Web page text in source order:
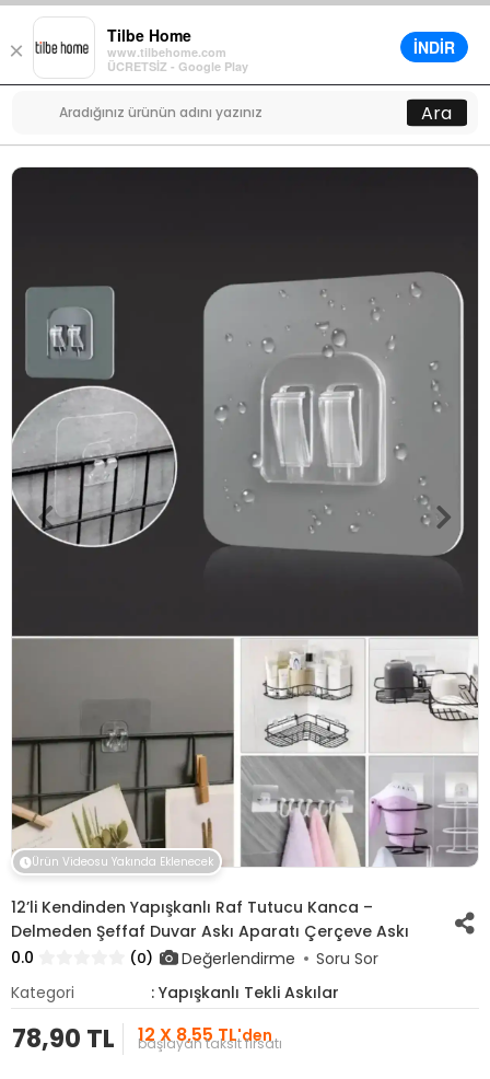
×
Tilbe Home
www.tilbehome.com
ÜCRETSİZ - Google Play
İNDİR
Menü
0
Ara
Ürün Videosu Yakında Eklenecek
12’li Kendinden Yapışkanlı Raf Tutucu Kanca –
Delmeden Şeffaf Duvar Askı Aparatı Çerçeve Askı
0.0
(0) Değerlendirme
Soru Sor
Kategori
: Yapışkanlı Tekli Askılar
78,90 TL 12 X 8,55 TL'den
başlayan taksit fırsatı